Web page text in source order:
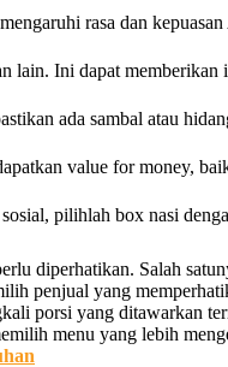
rasa dan
lain. Ini dapat
ada sambal atau
value for money,
pilihlah box nasi
diperhatikan. Salah
penjual yang
porsi yang ditawarkan
menu yang lebih